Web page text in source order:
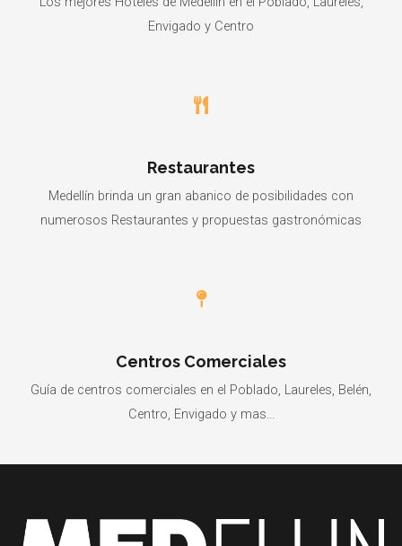
Envigado y Centro
Restaurantes
Medellín brinda un gran abanico de posibilidades con
numerosos Restaurantes y propuestas gastronómicas
Centros Comerciales
Guía de centros comerciales en el Poblado, Laureles, Belén,
Centro, Envigado y mas...